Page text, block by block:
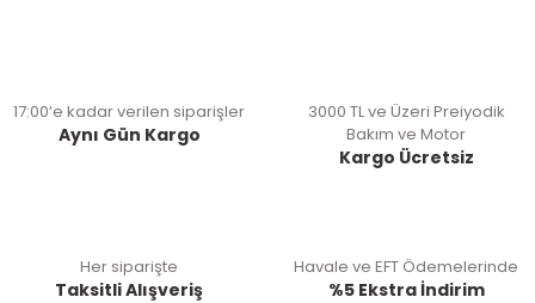
17:00’e kadar verilen siparişler
Aynı Gün Kargo
3000 TL ve Üzeri Preiyodik
Bakım ve Motor
Kargo Ücretsiz
Her siparişte
Taksitli Alışveriş
Havale ve EFT Ödemelerinde
%5 Ekstra İndirim